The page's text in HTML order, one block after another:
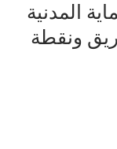
المدنية
ونقطة